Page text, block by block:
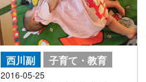
西川副 子育て・教育
2016-05-25